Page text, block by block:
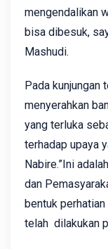
mengendalikan
bisa dibesuk,
Mashudi.
Pada
menyerahkan
yang terluka
terhadap upaya
Nabire.”Ini
dan
bentuk
telah dilakukan